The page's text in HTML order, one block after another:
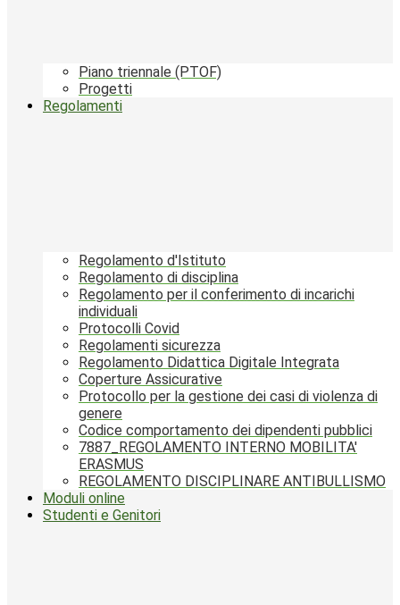
Piano triennale (PTOF)
Progetti
Regolamenti
Regolamento d'Istituto
Regolamento di disciplina
Regolamento per il conferimento di incarichi
individuali
Protocolli Covid
Regolamenti sicurezza
Regolamento Didattica Digitale Integrata
Coperture Assicurative
Protocollo per la gestione dei casi di violenza di
genere
Codice comportamento dei dipendenti pubblici
7887_REGOLAMENTO INTERNO MOBILITA'
ERASMUS
REGOLAMENTO DISCIPLINARE ANTIBULLISMO
Moduli online
Studenti e Genitori